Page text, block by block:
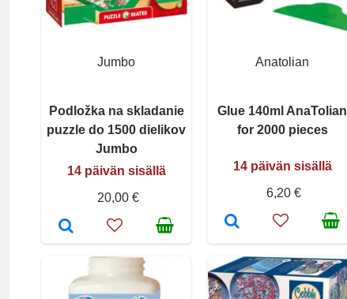
Jumbo
Podložka na skladanie
puzzle do 1500 dielikov
Jumbo
14 päivän sisällä
20,00 €
Anatolian
Glue 140ml AnaTolian
for 2000 pieces
14 päivän sisällä
6,20 €